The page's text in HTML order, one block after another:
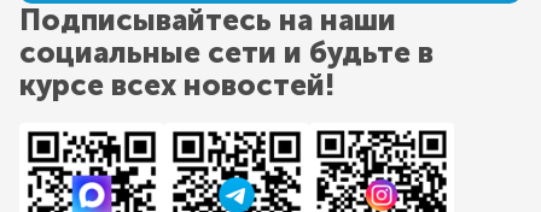
Подписывайтесь на наши
социальные сети и будьте в
курсе всех новостей!